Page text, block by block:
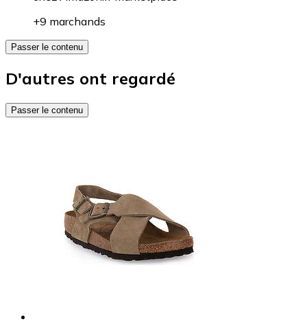
+9 marchands
Passer le contenu
D'autres ont regardé
Passer le contenu